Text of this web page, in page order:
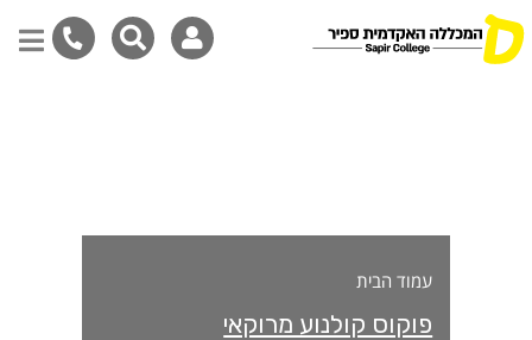
עמוד הבית
פוקוס קולנוע מרוקאי